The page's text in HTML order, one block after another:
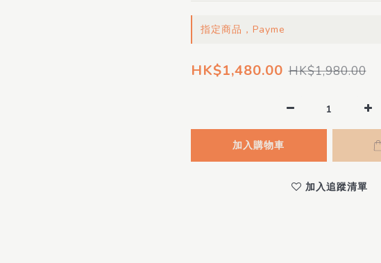
指定商品，Payme
HK$1,480.00 HK$1,980.00
加入購物車
加入追蹤清單